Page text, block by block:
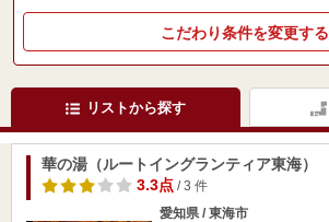
こだわり条件を変更する
リストから探す
華の湯（ルートイングランティア東海）
3.3点/ 3 件
愛知県 / 東海市